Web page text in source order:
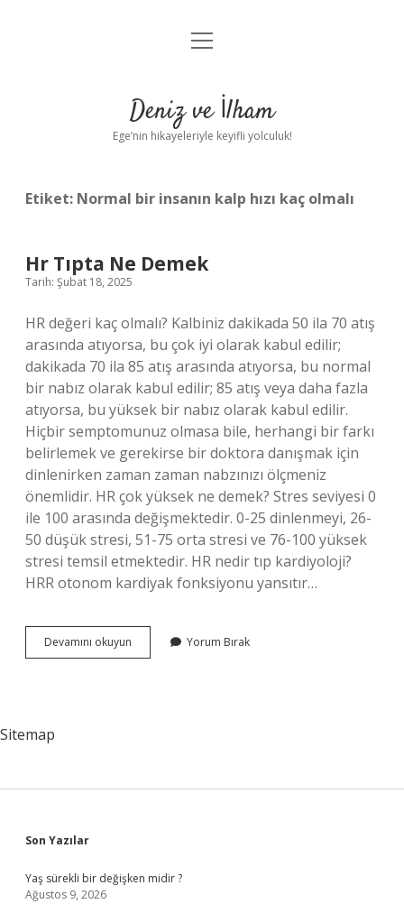
Anasayfa
Yasal Uyarı
menüyü
Deniz ve İlham
Ege’nin hikayeleriyle keyifli yolculuk!
Etiket: Normal bir insanın kalp hızı kaç olmalı
Hr Tıpta Ne Demek
Tarih: Şubat 18, 2025
HR değeri kaç olmalı? Kalbiniz dakikada 50 ila 70 atış
arasında atıyorsa, bu çok iyi olarak kabul edilir;
dakikada 70 ila 85 atış arasında atıyorsa, bu normal
bir nabız olarak kabul edilir; 85 atış veya daha fazla
atıyorsa, bu yüksek bir nabız olarak kabul edilir.
Hiçbir semptomunuz olmasa bile, herhangi bir farkı
belirlemek ve gerekirse bir doktora danışmak için
dinlenirken zaman zaman nabzınızı ölçmeniz
önemlidir. HR çok yüksek ne demek? Stres seviyesi 0
ile 100 arasında değişmektedir. 0-25 dinlenmeyi, 26-
50 düşük stresi, 51-75 orta stresi ve 76-100 yüksek
stresi temsil etmektedir. HR nedir tıp kardiyoloji?
HRR otonom kardiyak fonksiyonu yansıtır…
Devamını okuyun
Tıpta
Yorum Bırak
Sitemap
Sidebar
Son Yazılar
Yaş sürekli bir değişken midir ?
Ağustos 9, 2026